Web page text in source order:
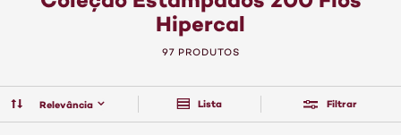
Hipercal
Relevância Lista Filtrar
97 PRODUTOS